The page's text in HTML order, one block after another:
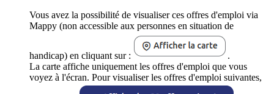
Vous avez la possibilité de visualiser ces offres d'emploi via
Mappy (non accessible aux personnes en situation de
handicap) en cliquant sur :
.
La carte affiche uniquement les offres d'emploi que vous
voyez à l'écran. Pour visualiser les offres d'emploi suivantes,